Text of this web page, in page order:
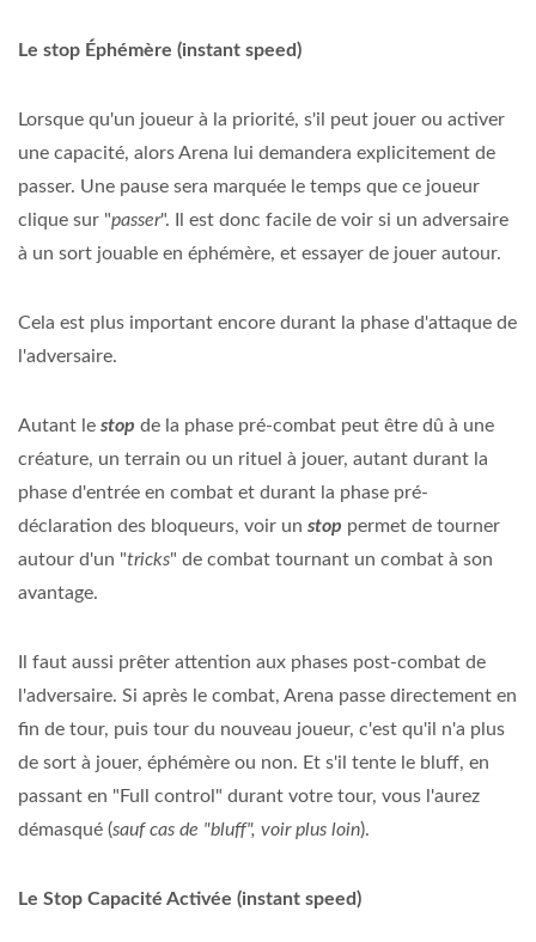
Le stop Éphémère (instant speed)
Lorsque qu'un joueur à la priorité, s'il peut jouer ou activer
une capacité, alors Arena lui demandera explicitement de
passer. Une pause sera marquée le temps que ce joueur
clique sur "passer". Il est donc facile de voir si un adversaire
à un sort jouable en éphémère, et essayer de jouer autour.
Cela est plus important encore durant la phase d'attaque de
l'adversaire.
Autant le stop de la phase pré-combat peut être dû à une
créature, un terrain ou un rituel à jouer, autant durant la
phase d'entrée en combat et durant la phase pré-
déclaration des bloqueurs, voir un stop permet de tourner
autour d'un "tricks" de combat tournant un combat à son
avantage.
Il faut aussi prêter attention aux phases post-combat de
l'adversaire. Si après le combat, Arena passe directement en
fin de tour, puis tour du nouveau joueur, c'est qu'il n'a plus
de sort à jouer, éphémère ou non. Et s'il tente le bluff, en
passant en "Full control" durant votre tour, vous l'aurez
démasqué (sauf cas de "bluff", voir plus loin).
Le Stop Capacité Activée (instant speed)